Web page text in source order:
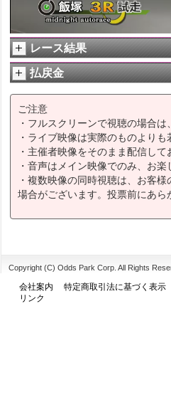
レース結果
払戻金
ご注意
・フルスクリーンで視聴の場合
・ライブ映像は実際のものよりも
・主催者映像をそのまま配信し
・音声はメイン映像でのみ、お楽
・複数映像の同時視聴は、お客
場合がございます。投票前にあ
Copyright (C) Odds Park Corp. All Rights
会社案内 特定商取引法に基づく表示
リンク